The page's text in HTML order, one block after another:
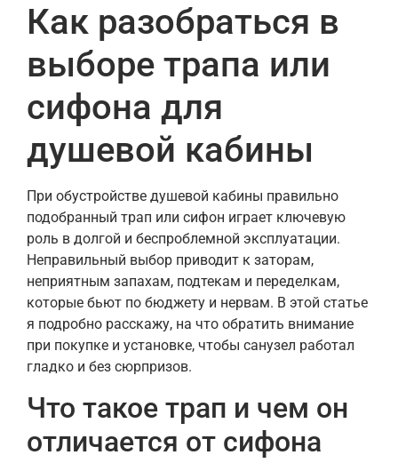
Как разобраться в
выборе трапа или
сифонa для
душевой кабины
При обустройстве душевой кабины правильно
подобранный трап или сифон играет ключевую
роль в долгой и беспроблемной эксплуатации.
Неправильный выбор приводит к заторам,
неприятным запахам, подтекам и переделкам,
которые бьют по бюджету и нервам. В этой статье
я подробно расскажу, на что обратить внимание
при покупке и установке, чтобы санузел работал
гладко и без сюрпризов.
Что такое трап и чем он
отличается от сифона